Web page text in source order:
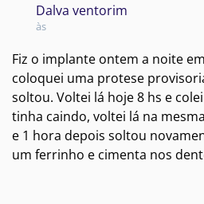
Dalva ventorim
às
Fiz o implante ontem a noite
coloquei uma protese
soltou. Voltei lá hoje 8 hs e
tinha caindo, voltei lá na
e 1 hora depois soltou
um ferrinho e cimenta nos